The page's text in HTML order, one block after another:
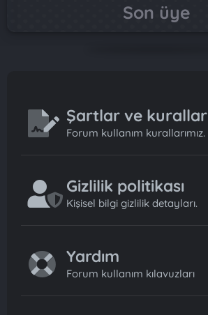
Son üye
Şartlar ve kurallar
Forum kullanım kurallarımız.
Gizlilik politikası
Kişisel bilgi gizlilik detayları.
Yardım
Forum kullanım kılavuzları